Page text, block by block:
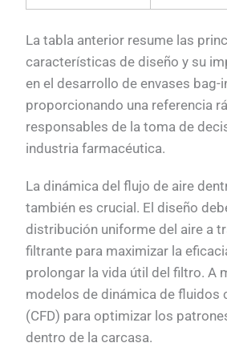
La tabla anterior resume las
características de diseño y su
en el desarrollo de envases bag-
proporcionando una referencia
responsables de la toma de
industria farmacéutica.
La dinámica del flujo de aire
también es crucial. El diseño
distribución uniforme del aire a
filtrante para maximizar la
prolongar la vida útil del filtro. A
modelos de dinámica de fluidos
(CFD) para optimizar los
dentro de la carcasa.